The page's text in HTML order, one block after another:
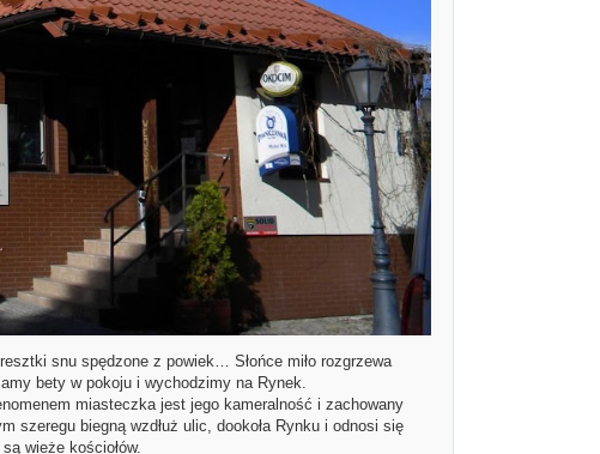
snu spędzone z powiek… Słońce miło rozgrzewa
bety w pokoju i wychodzimy na Rynek.
miasteczka jest jego kameralność i zachowany
szeregu biegną wzdłuż ulic, dookoła Rynku i odnosi się
wieże kościołów.